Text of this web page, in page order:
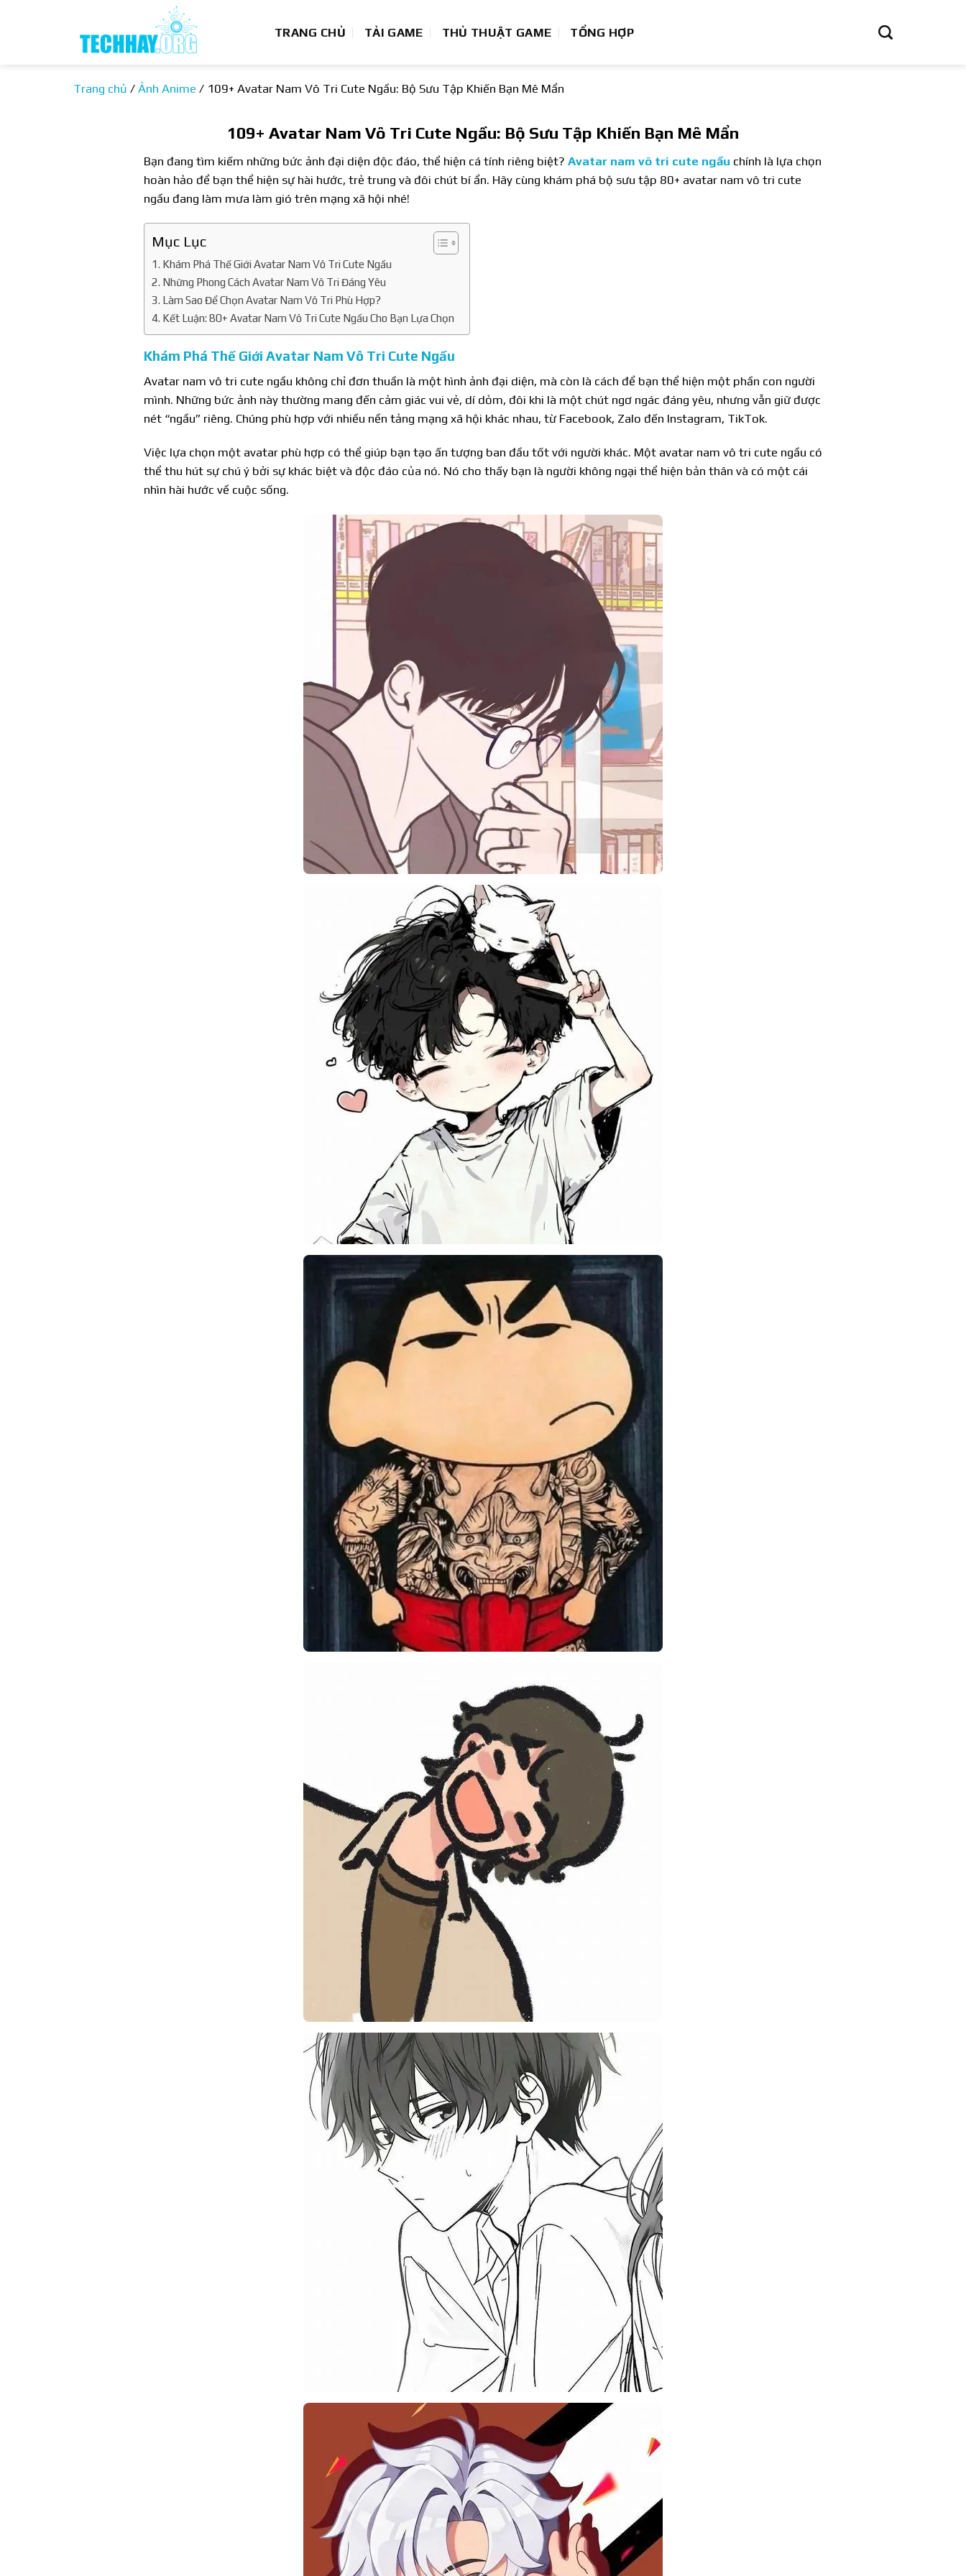
TRANG CHỦ TẢI GAME THỦ THUẬT GAME TỔNG HỢP
Trang chủ / Ảnh Anime / 109+ Avatar Nam Vô Tri Cute Ngầu: Bộ Sưu Tập Khiến Bạn Mê Mẩn
109+ Avatar Nam Vô Tri Cute Ngầu: Bộ Sưu Tập Khiến Bạn Mê Mẩn
Bạn đang tìm kiếm những bức ảnh đại diện độc đáo, thể hiện cá tính riêng biệt? Avatar nam vô tri cute ngầu chính là lựa chọn
hoàn hảo để bạn thể hiện sự hài hước, trẻ trung và đôi chút bí ẩn. Hãy cùng khám phá bộ sưu tập 80+ avatar nam vô tri cute
ngầu đang làm mưa làm gió trên mạng xã hội nhé!
Mục Lục
Khám Phá Thế Giới Avatar Nam Vô Tri Cute Ngầu
Những Phong Cách Avatar Nam Vô Tri Đáng Yêu
Làm Sao Để Chọn Avatar Nam Vô Tri Phù Hợp?
Kết Luận: 80+ Avatar Nam Vô Tri Cute Ngầu Cho Bạn Lựa Chọn
Khám Phá Thế Giới Avatar Nam Vô Tri Cute Ngầu
Avatar nam vô tri cute ngầu không chỉ đơn thuần là một hình ảnh đại diện, mà còn là cách để bạn thể hiện một phần con người
mình. Những bức ảnh này thường mang đến cảm giác vui vẻ, dí dỏm, đôi khi là một chút ngơ ngác đáng yêu, nhưng vẫn giữ được
nét “ngầu” riêng. Chúng phù hợp với nhiều nền tảng mạng xã hội khác nhau, từ Facebook, Zalo đến Instagram, TikTok.
Việc lựa chọn một avatar phù hợp có thể giúp bạn tạo ấn tượng ban đầu tốt với người khác. Một avatar nam vô tri cute ngầu có
thể thu hút sự chú ý bởi sự khác biệt và độc đáo của nó. Nó cho thấy bạn là người không ngại thể hiện bản thân và có một cái
nhìn hài hước về cuộc sống.